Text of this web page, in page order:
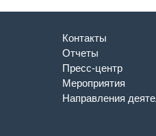
Контакты
Отчеты
Пресс-центр
Мероприятия
Направления